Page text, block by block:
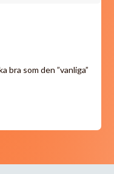
bra som den ”vanliga”